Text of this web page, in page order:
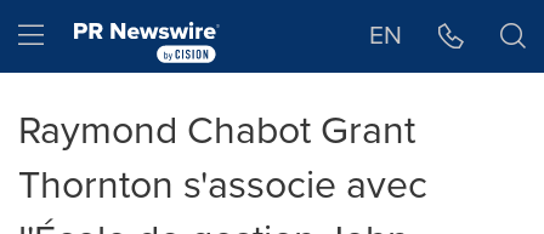
Hamburger menu EN
Raymond Chabot Grant
Thornton s'associe avec